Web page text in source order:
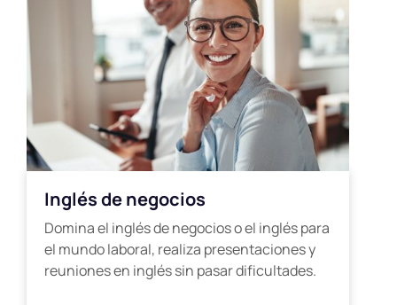
Inglés de negocios
Domina el inglés de negocios o el inglés para
el mundo laboral, realiza presentaciones y
reuniones en inglés sin pasar dificultades.